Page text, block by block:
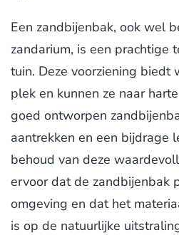
Een zandbijenbak, ook wel
zandarium, is een prachtige
tuin. Deze voorziening biedt
plek en kunnen ze naar
goed ontworpen
aantrekken en een bijdrage
behoud van deze
ervoor dat de zandbijenbak
omgeving en dat het
is op de natuurlijke